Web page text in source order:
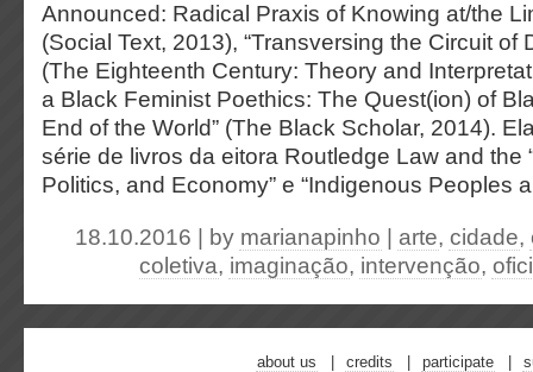
Announced: Radical Praxis of Knowing at/the
(Social Text, 2013), “Transversing the Circuit of
(The Eighteenth Century: Theory and
a Black Feminist Poethics: The Quest(ion) of
End of the World” (The Black Scholar, 2014).
série de livros da eitora Routledge Law and the
Politics, and Economy” e “Indigenous Peoples
18.10.2016 | by marianapinho arte, cidade,
coletiva, imaginação, intervenção,
about us credits participate